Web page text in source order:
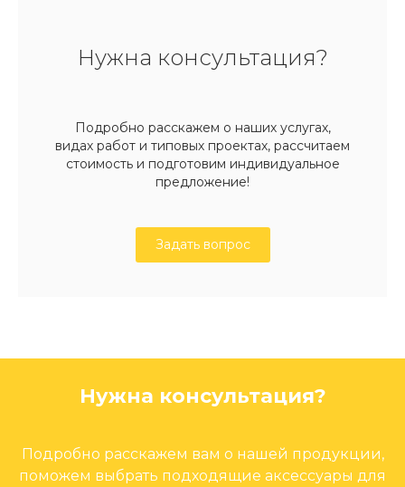
Нужна консультация?
Подробно расскажем о наших услугах,
видах работ и типовых проектах, рассчитаем
стоимость и подготовим индивидуальное
предложение!
Задать вопрос
Нужна консультация?
Подробно расскажем вам о нашей продукции,
поможем выбрать подходящие аксессуары для